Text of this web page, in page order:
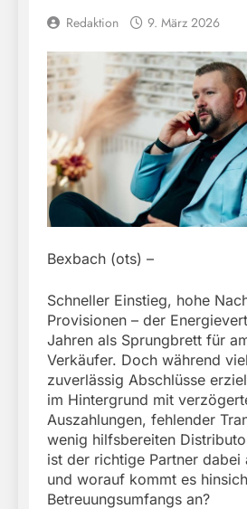
Redaktion 9. März 2026
Bexbach (ots) –
Schneller Einstieg, hohe
Provisionen – der
Jahren als Sprungbrett für
Verkäufer. Doch während
zuverlässig Abschlüsse
im Hintergrund mit
Auszahlungen, fehlender
wenig hilfsbereiten
ist der richtige Partner
und worauf kommt es
Betreuungsumfangs an?